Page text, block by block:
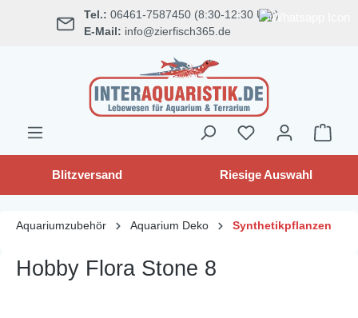
springen Tel.: 06461-7587450 (8:30-12:30 Uhr)
E-Mail: info@zierfisch365.de
Blitzversand Riesige Auswahl
Aquariumzubehör Aquarium Deko Synthetikpflanzen
Hobby Flora Stone 8